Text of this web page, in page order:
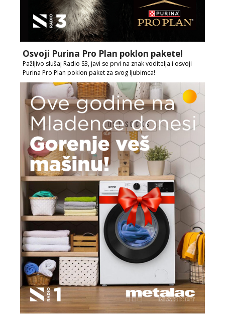
Osvoji Purina Pro Plan poklon pakete!
Pažljivo slušaj Radio S3, javi se prvi na znak voditelja i osvoji
Purina Pro Plan poklon paket za svog ljubimca!